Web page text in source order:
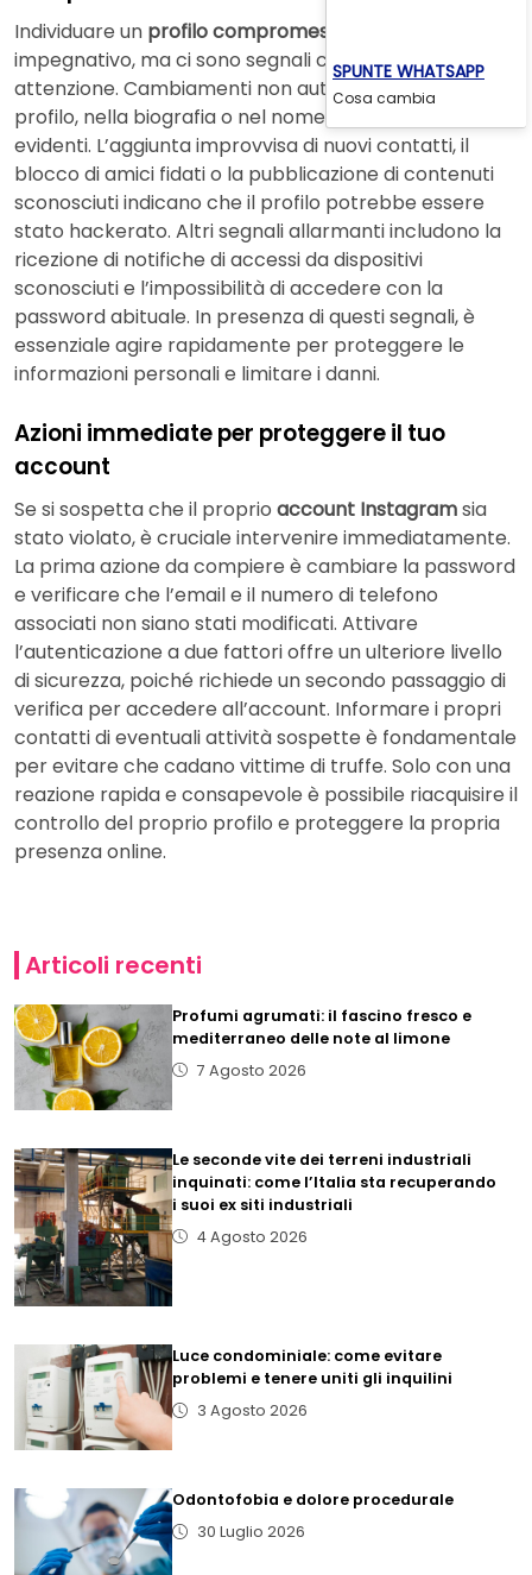
Individuare un profilo compromesso
impegnativo, ma ci sono segnali chiari a cui prestare
attenzione. Cambiamenti non autorizzati nella foto
profilo, nella biografia o nel nome utente sono indizi
evidenti. L’aggiunta improvvisa di nuovi contatti, il
blocco di amici fidati o la pubblicazione di contenuti
sconosciuti indicano che il profilo potrebbe essere
stato hackerato. Altri segnali allarmanti includono la
ricezione di notifiche di accessi da dispositivi
sconosciuti e l’impossibilità di accedere con la
password abituale. In presenza di questi segnali, è
essenziale agire rapidamente per proteggere le
informazioni personali e limitare i danni.
Azioni immediate per proteggere il tuo
account
Se si sospetta che il proprio account Instagramsia
stato violato, è cruciale intervenire immediatamente.
La prima azione da compiere è cambiare la password
e verificare che l’email e il numero di telefono
associati non siano stati modificati. Attivare
l’autenticazione a due fattori offre un ulteriore livello
di sicurezza, poiché richiede un secondo passaggio di
verifica per accedere all’account. Informare i propri
contatti di eventuali attività sospette è fondamentale
per evitare che cadano vittime di truffe. Solo con una
reazione rapida e consapevole è possibile riacquisire il
controllo del proprio profilo e proteggere la propria
presenza online.
Articoli recenti
Profumi agrumati: il fascino fresco e
mediterraneo delle note al limone
7 Agosto 2026
Le seconde vite dei terreni industriali
inquinati: come l’Italia sta recuperando
i suoi ex siti industriali
4 Agosto 2026
Luce condominiale: come evitare
problemi e tenere uniti gli inquilini
3 Agosto 2026
Odontofobia e dolore procedurale
30 Luglio 2026
SPUNTE WHATSAPP
Cosa cambia